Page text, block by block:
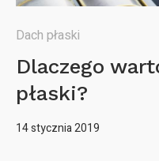
Dach płaski
Dlaczego
płaski?
14 stycznia 2019